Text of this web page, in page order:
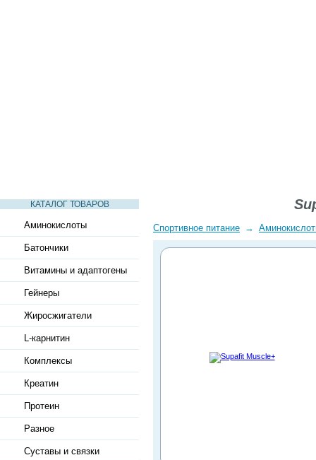
КАТАЛОГ ТОВАРОВ
Аминокислоты
Батончики
Витамины и адаптогены
Гейнеры
Жиросжигатели
L-карнитин
Комплексы
Креатин
Протеин
Разное
Суставы и связки
Спортивное питание →